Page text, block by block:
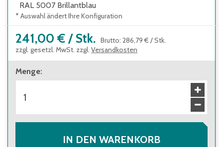
RAL 5007 Brillantblau
* Auswahl ändert Ihre Konfiguration
241,00 € / Stk. Brutto: 286,79 € /Stk.
zzgl. gesetzl. MwSt. zzgl. Versandkosten
Menge:
IN DEN WARENKORB